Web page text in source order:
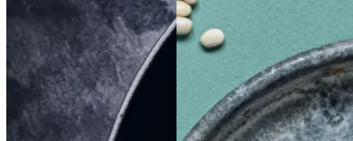
BraiseretBraiseret
oksetværreboksetvæ
rreb
Sloppy Sloppy JoeJoe